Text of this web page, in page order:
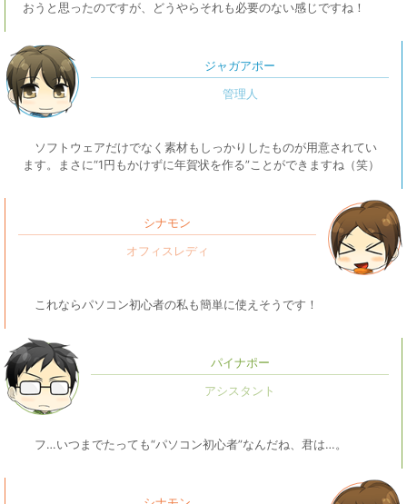
おうと思ったのですが、どうやらそれも必要のない感じですね！
ジャガアポー
ソフトウェアだけでなく素材もしっかりしたものが用意されてい
ます。まさに“1円もかけずに年賀状を作る”ことができますね（笑）
シナモン
これならパソコン初心者の私も簡単に使えそうです！
パイナポー
フ…いつまでたっても“パソコン初心者”なんだね、君は…。